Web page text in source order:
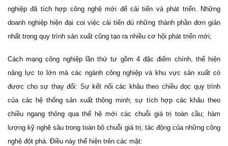
nghiệp đã tích hợp công nghệ mới để cải tiến và phát triển. Những
doanh nghiệp hiện đại coi việc cải tiến dù những thành phần đơn giản
nhất trong quy trình sản xuất cũng tạo ra nhiều cơ hội phát triển mới;
Cách mạng công nghiệp lần thứ tư gồm 4 đặc điểm chính, thể hiện
năng lực to lớn mà các ngành công nghiệp và khu vực sản xuất có
được cho sự thay đổi: Sự kết nối các khâu theo chiều dọc quy trình
của các hệ thống sản xuất thông minh; sự tích hợp các khâu theo
chiều ngang thông qua thế hệ mới các chuỗi giá trị toàn cầu; hàm
lượng kỹ nghệ sâu trong toàn bộ chuỗi giá trị; tác động của những công
nghệ đột phá. Điều này thể hiện trên các mặt: